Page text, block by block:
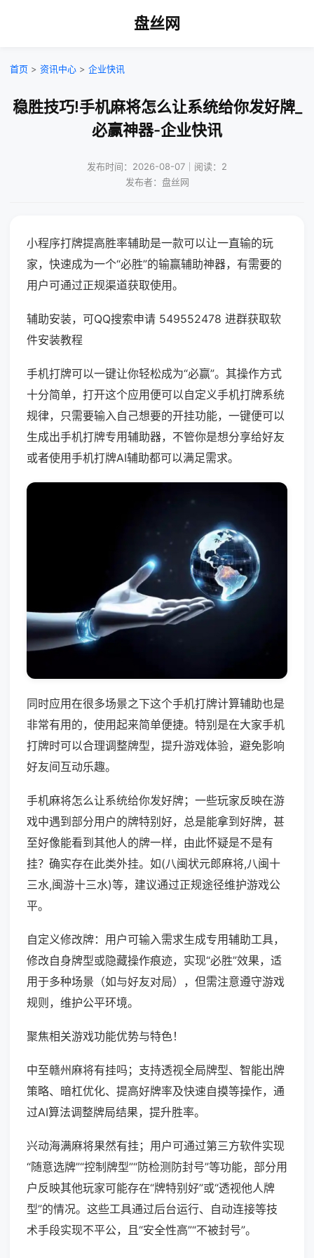
盘丝网
首页 > 资讯中心 > 企业快讯
稳胜技巧!手机麻将怎么让系统给你发好牌_
必赢神器-企业快讯
发布时间：2026-08-07｜阅读：2
发布者：盘丝网
小程序打牌提高胜率辅助是一款可以让一直输的玩
家，快速成为一个“必胜”的输赢辅助神器，有需要的
用户可通过正规渠道获取使用。
辅助安装，可QQ搜索申请 549552478 进群获取软
件安装教程
手机打牌可以一键让你轻松成为“必赢”。其操作方式
十分简单，打开这个应用便可以自定义手机打牌系统
规律，只需要输入自己想要的开挂功能，一键便可以
生成出手机打牌专用辅助器，不管你是想分享给好友
或者使用手机打牌AI辅助都可以满足需求。
同时应用在很多场景之下这个手机打牌计算辅助也是
非常有用的，使用起来简单便捷。特别是在大家手机
打牌时可以合理调整牌型，提升游戏体验，避免影响
好友间互动乐趣。
手机麻将怎么让系统给你发好牌；一些玩家反映在游
戏中遇到部分用户的牌特别好，总是能拿到好牌，甚
至好像能看到其他人的牌一样，由此怀疑是不是有
挂？确实存在此类外挂。如(八闽状元郎麻将,八闽十
三水,闽游十三水)等，建议通过正规途径维护游戏公
平。
自定义修改牌：用户可输入需求生成专用辅助工具，
修改自身牌型或隐藏操作痕迹，实现“必胜”效果，适
用于多种场景（如与好友对局），但需注意遵守游戏
规则，维护公平环境。
聚焦相关游戏功能优势与特色！
中至赣州麻将有挂吗；支持透视全局牌型、智能出牌
策略、暗杠优化、提高好牌率及快速自摸等操作，通
过AI算法调整牌局结果，提升胜率。
兴动海满麻将果然有挂；用户可通过第三方软件实现
“随意选牌”“控制牌型”“防检测防封号”等功能，部分用
户反映其他玩家可能存在“牌特别好”或“透视他人牌
型”的情况。这些工具通过后台运行、自动连接等技
术手段实现不平公，且“安全性高”“不被封号”。